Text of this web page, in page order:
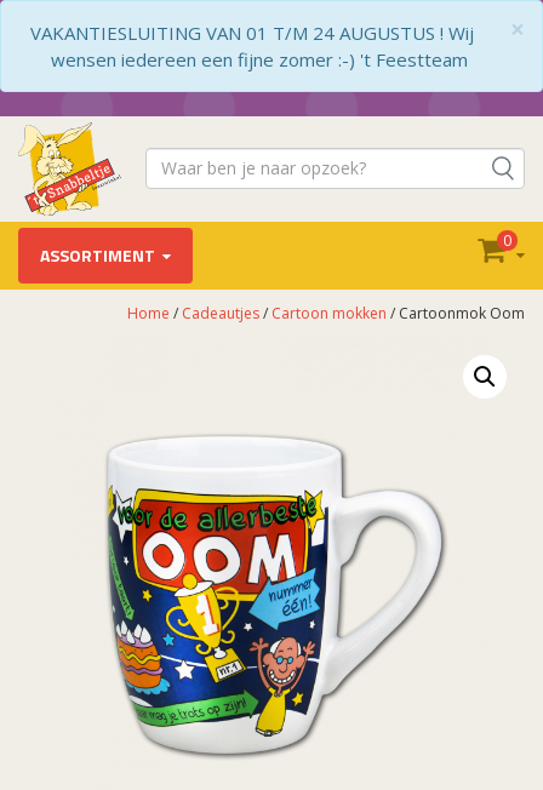
×
VAKANTIESLUITING VAN 01 T/M 24 AUGUSTUS ! Wij
wensen iedereen een fijne zomer :-) 't Feestteam
ASSORTIMENT
0
Home / Cadeautjes/ Cartoon mokken / Cartoonmok Oom